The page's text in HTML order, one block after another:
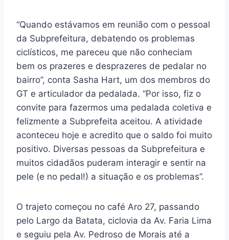
“Quando estávamos em reunião com o pessoal
da Subprefeitura, debatendo os problemas
ciclísticos, me pareceu que não conheciam
bem os prazeres e desprazeres de pedalar no
bairro”, conta Sasha Hart, um dos membros do
GT e articulador da pedalada. “Por isso, fiz o
convite para fazermos uma pedalada coletiva e
felizmente a Subprefeita aceitou. A atividade
aconteceu hoje e acredito que o saldo foi muito
positivo. Diversas pessoas da Subprefeitura e
muitos cidadãos puderam interagir e sentir na
pele (e no pedal!) a situação e os problemas”.
O trajeto começou no café Aro 27, passando
pelo Largo da Batata, ciclovia da Av. Faria Lima
e seguiu pela Av. Pedroso de Morais até a